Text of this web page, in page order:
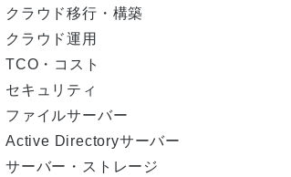
クラウド移行・構築
クラウド運用
TCO・コスト
セキュリティ
ファイルサーバー
Active Directoryサーバー
サーバー・ストレージ